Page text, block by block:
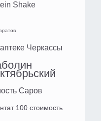
Shake
Черкассы
Саров
100 стоимость